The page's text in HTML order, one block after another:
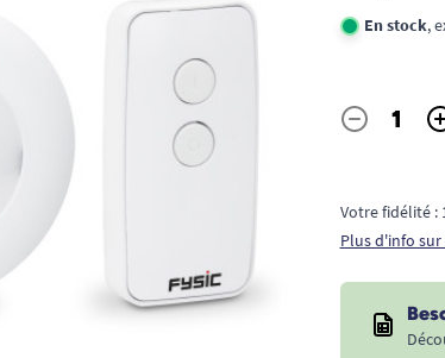
En stock,
Quantité
-
Votre fidélité :
Plus d'info